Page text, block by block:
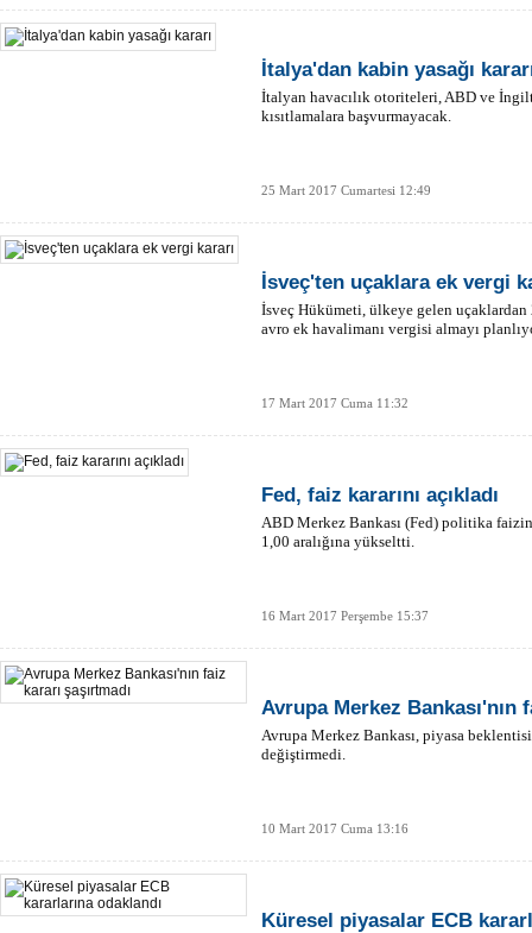
İtalya'dan kabin yasağı
İtalyan havacılık otoriteleri, ABD ve
kısıtlamalara başvurmayacak.
25 Mart 2017 Cumartesi 12:49
İsveç'ten uçaklara ek vergi
İsveç Hükümeti, ülkeye gelen
avro ek havalimanı vergisi almayı
17 Mart 2017 Cuma 11:32
Fed, faiz kararını açıkladı
ABD Merkez Bankası (Fed) politika
1,00 aralığına yükseltti.
16 Mart 2017 Perşembe 15:37
Avrupa Merkez Bankası'nın
Avrupa Merkez Bankası, piyasa
değiştirmedi.
10 Mart 2017 Cuma 13:16
Küresel piyasalar ECB